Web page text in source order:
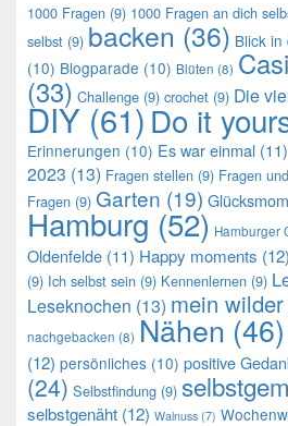
1000 Fragen (9) 1000 Fragen an dich
selbst (9) backen (36) Blick
(10) Blogparade (10) Blüten (8)
(33) Challenge (9) crochet (9) Die
DIY (61)Do it
Erinnerungen (10) Es war einmal (11)
2023 (13) Fragen stellen (9) Fragen
Fragen (9) Garten (19)
Hamburg (52) Hamburger
Oldenfelde (11) Happy moments (12)
(9) Ich selbst sein (9) Kennenlernen (9)
Leseknochen (13) mein
nachgebacken (8) Nähen (46)
(12) persönliches (10) positive
(24) Selbstfindung (9)
selbstgenäht (12) Walnuss (7)